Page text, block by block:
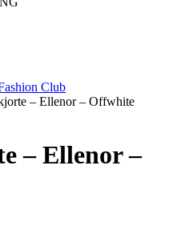
– Ellenor – Offwhite
– Ellenor –